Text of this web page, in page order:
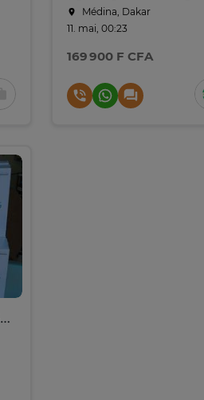
Médina, Dakar
11. mai, 00:23
169 900 F CFA
Telephone lg wing 256go ram 8go